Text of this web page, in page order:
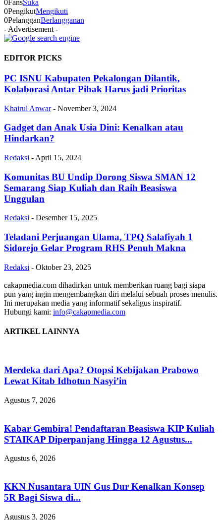
0FansSuka
0PengikutMengikuti
0PelangganBerlangganan
- Advertisement -
EDITOR PICKS
PC ISNU Kabupaten Pekalongan Dilantik,
Kolaborasi Antar Pihak Harus jadi Prioritas
Khairul Anwar - November 3, 2024
Gadget dan Anak Usia Dini: Kenalkan atau
Hindarkan?
Redaksi - April 15, 2024
Komunitas BU Undip Dorong Siswa SMAN 12
Semarang Siap Kuliah dan Raih Beasiswa
Unggulan
Redaksi - Desember 15, 2025
Teladani Perjuangan Ulama, TPQ Salafiyah 1
Sidorejo Gelar Program RHS Penuh Makna
Redaksi - Oktober 23, 2025
cakapmedia.com dihadirkan untuk memberikan ruang bagi siapa
pun yang ingin mengembangkan diri melalui sebuah proses menulis.
Ini merupakan media yang informatif sekaligus inspiratif.
Hubungi kami: info@cakapmedia.com
ARTIKEL LAINNYA
Merdeka dari Apa? Otopsi Kebijakan Prabowo
Lewat Kitab Idhotun Nasyi’in
Agustus 7, 2026
Kabar Gembira! Pendaftaran Beasiswa KIP Kuliah
STAIKAP Diperpanjang Hingga 12 Agustus...
Agustus 6, 2026
KKN Nusantara UIN Gus Dur Kenalkan Konsep
5R Bagi Siswa di...
Agustus 3, 2026